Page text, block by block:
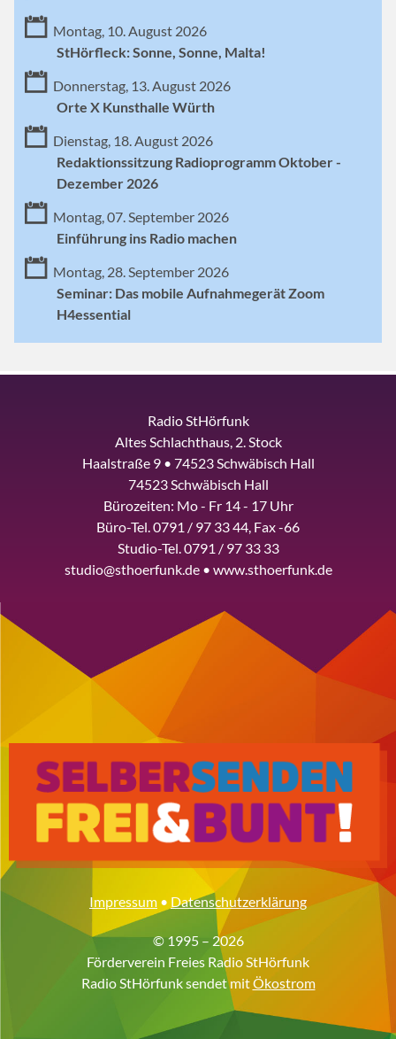
Montag, 10. August 2026
StHörfleck: Sonne, Sonne, Malta!
Donnerstag, 13. August 2026
Orte X Kunsthalle Würth
Dienstag, 18. August 2026
Redaktionssitzung Radioprogramm Oktober -
Dezember 2026
Montag, 07. September 2026
Einführung ins Radio machen
Montag, 28. September 2026
Seminar: Das mobile Aufnahmegerät Zoom
H4essential
Radio StHörfunk
Altes Schlachthaus, 2. Stock
Haalstraße 9 • 74523 Schwäbisch Hall
74523 Schwäbisch Hall
Bürozeiten: Mo - Fr 14 - 17 Uhr
Büro-Tel. 0791 / 97 33 44, Fax -66
Studio-Tel. 0791 / 97 33 33
studio@sthoerfunk.de • www.sthoerfunk.de
Impressum • Datenschutzerklärung
© 1995 – 2026
Förderverein Freies Radio StHörfunk
Radio StHörfunk sendet mitÖkostrom